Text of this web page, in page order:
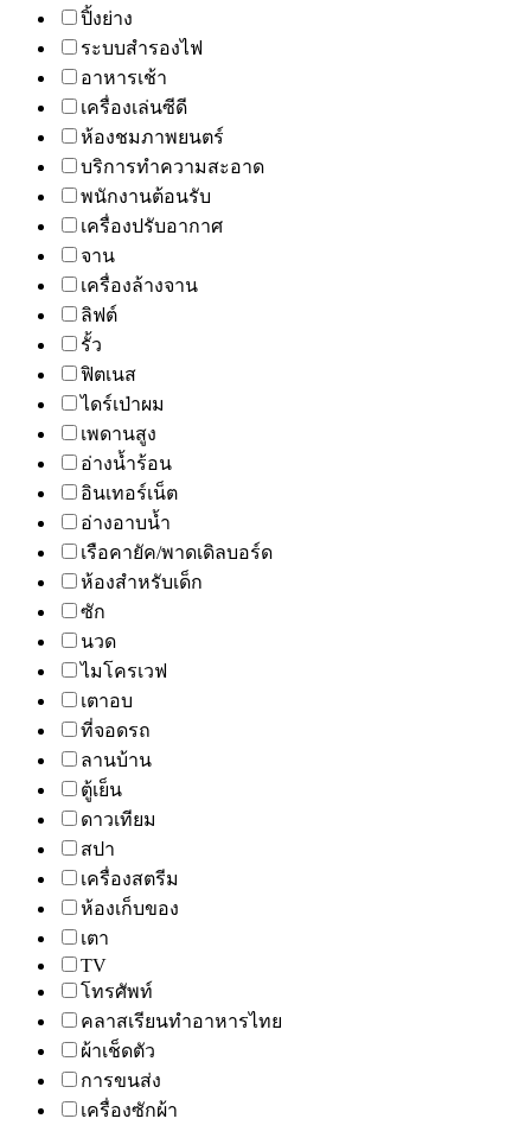
ปิ้งย่าง
ระบบสำรองไฟ
อาหารเช้า
เครื่องเล่นซีดี
ห้องชมภาพยนตร์
บริการทำความสะอาด
พนักงานต้อนรับ
เครื่องปรับอากาศ
จาน
เครื่องล้างจาน
ลิฟต์
รั้ว
ฟิตเนส
ไดร์เป่าผม
เพดานสูง
อ่างน้ำร้อน
อินเทอร์เน็ต
อ่างอาบน้ำ
เรือคายัค/พาดเดิลบอร์ด
ห้องสำหรับเด็ก
ซัก
นวด
ไมโครเวฟ
เตาอบ
ที่จอดรถ
ลานบ้าน
ตู้เย็น
ดาวเทียม
สปา
เครื่องสตรีม
ห้องเก็บของ
เตา
TV
โทรศัพท์
คลาสเรียนทำอาหารไทย
ผ้าเช็ดตัว
การขนส่ง
เครื่องซักผ้า